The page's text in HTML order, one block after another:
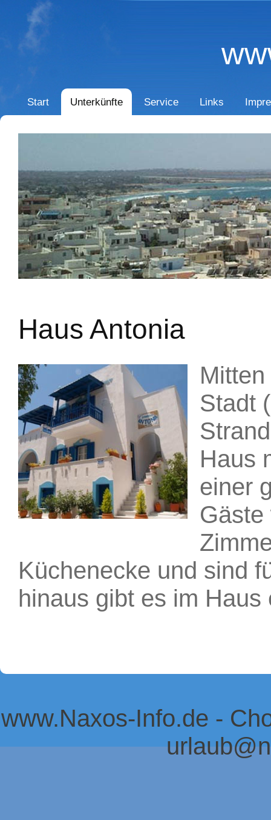
Start Unterkünfte Service Links
Haus Antonia
Stadt
Haus
einer
Gäste
Küchenecke und sind
hinaus gibt es im
www.Naxos-Info.de -